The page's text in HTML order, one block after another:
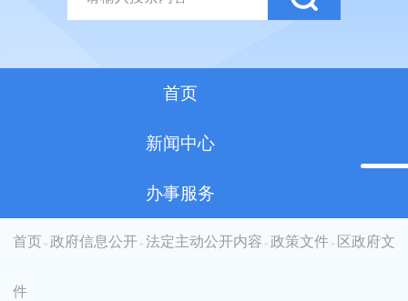
首页
新闻中心
办事服务
首页 > 政府信息公开 > 法定主动公开内容 > 政策文件 > 区政府文
件